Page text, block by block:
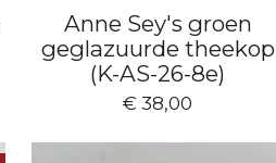
Anne Sey's groen
geglazuurde theekop
(K-AS-26-8e)
€ 38,00